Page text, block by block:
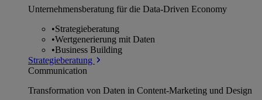
Unternehmens­beratung für die Data-Driven Economy
•Strategieberatung
•Wertgenerierung mit Daten
•Business Building
Strategieberatung
Communication
Transformation von Daten in Content-Marketing und Design